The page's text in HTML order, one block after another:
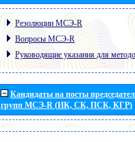
Резолюции МСЭ-R
Вопросы МСЭ-R
Руководящие указания для
Кандидаты на посты
групп МСЭ-R (ИК, СК, ПСК, КГР)